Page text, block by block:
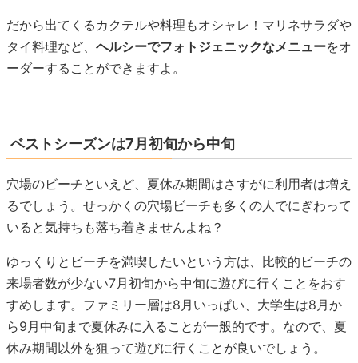
だから出てくるカクテルや料理もオシャレ！マリネサラダや
タイ料理など、 ヘルシーでフォトジェニックなメニューをオ
ーダーすることができますよ。
ベストシーズンは7月初旬から中旬
穴場のビーチといえど、夏休み期間はさすがに利用者は増え
るでしょう。せっかくの穴場ビーチも多くの人でにぎわって
いると気持ちも落ち着きませんよね？
ゆっくりとビーチを満喫したいという方は、比較的ビーチの
来場者数が少ない7月初旬から中旬に遊びに行くことをおす
すめします。ファミリー層は8月いっぱい、大学生は8月か
ら9月中旬まで夏休みに入ることが一般的です。なので、夏
休み期間以外を狙って遊びに行くことが良いでしょう。